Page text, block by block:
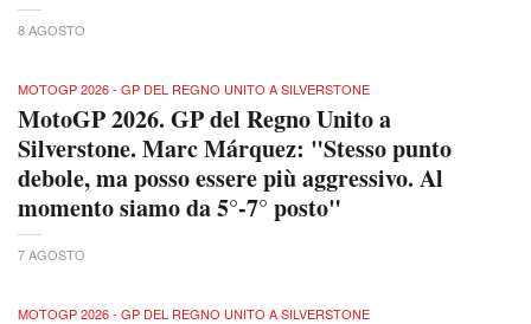
8 AGOSTO
MOTOGP 2026 - GP DEL REGNO UNITO A SILVERSTONE
MotoGP 2026. GP del Regno Unito a
Silverstone. Marc Márquez: "Stesso punto
debole, ma posso essere più aggressivo. Al
momento siamo da 5°-7° posto"
7 AGOSTO
MOTOGP 2026 - GP DEL REGNO UNITO A SILVERSTONE